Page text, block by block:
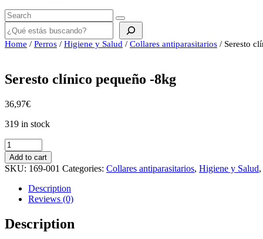
Buscar
Home / Perros / Higiene y Salud / Collares antiparasitarios / Seresto
Seresto clínico pequeño -8kg
36,97€
319 in stock
Seresto
clínico
pequeño
-8kg
quantity
Add to cart
SKU: 169-001 Categories: Collares antiparasitarios, Higiene y Salud,
Description
Reviews (0)
Description